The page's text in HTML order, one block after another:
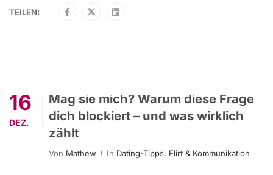
TEILEN:
16
DEZ.
Mag sie mich? Warum diese Frage
dich blockiert – und was wirklich
zählt
Von Mathew In Dating-Tipps, Flirt & Kommunikation